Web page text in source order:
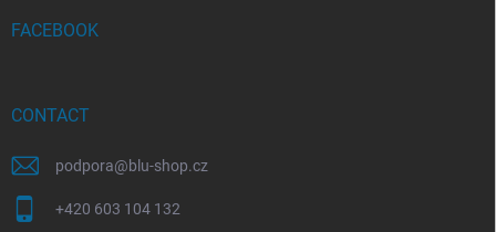
FACEBOOK
CONTACT
podpora@blu-shop.cz
+420 603 104 132